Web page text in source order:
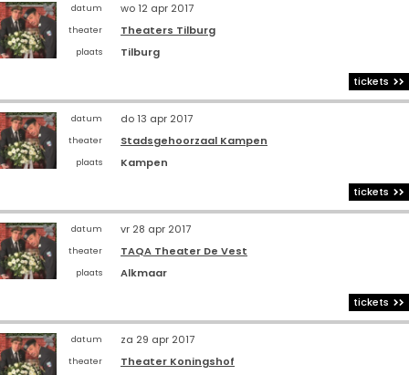
datum wo 12 apr 2017
theater Theaters Tilburg
plaats
Tilburg
tickets
datum do 13 apr 2017
theater Stadsgehoorzaal Kampen
plaats
Kampen
tickets
datum vr 28 apr 2017
theater TAQA Theater De Vest
plaats
Alkmaar
tickets
datum za 29 apr 2017
theater Theater Koningshof